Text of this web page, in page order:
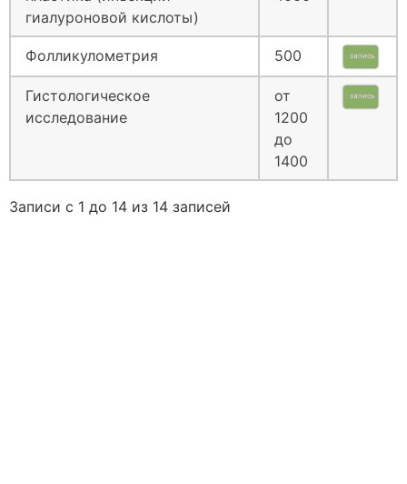
гиалуроновой кислоты)
Фолликулометрия 500 запись
Гистологическое
исследование
от
1200
до
1400
запись
Записи с 1 до 14 из 14 записей